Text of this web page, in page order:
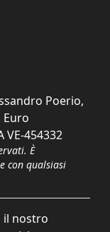
Poerio,
Euro
VE-454332
È
con qualsiasi
il nostro